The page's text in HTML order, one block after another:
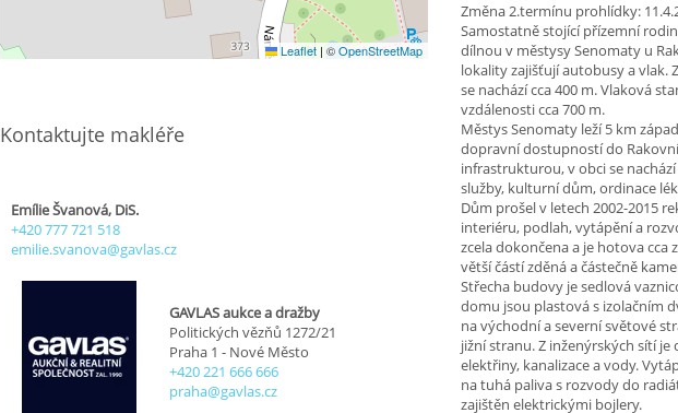
Leaflet | ©OpenStreetMap
Kontaktujte makléře
Emílie Švanová, DiS.
+420 777 721 518
emilie.svanova@gavlas.cz
GAVLAS aukce a dražby
Politických vězňů 1272/21
Praha 1 - Nové Město
+420 221 666 666
praha@gavlas.cz
Změna 2.termínu prohlídky:
Samostatně stojící přízemní
dílnou v městysy Senomaty u
lokality zajišťují autobusy a vlak.
se nachází cca 400 m. Vlaková
vzdálenosti cca 700 m.
Městys Senomaty leží 5 km
dopravní dostupností do
infrastrukturou, v obci se
služby, kulturní dům, ordinace
Dům prošel v letech 2002-2015
interiéru, podlah, vytápění a
zcela dokončena a je hotova cca
větší částí zděná a částečně
Střecha budovy je sedlová
domu jsou plastová s izolačním
na východní a severní světové
jižní stranu. Z inženýrských sítí
elektřiny, kanalizace a vody.
na tuhá paliva s rozvody do
zajištěn elektrickými bojlery.